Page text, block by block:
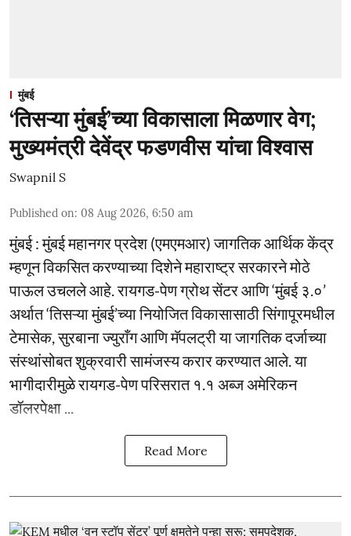
मुंबई
‘तिसऱ्या मुंबई’च्या विकासाला मिळणार वेग;
मुख्यमंत्री देवेंद्र फडणवीस यांचा विश्वास
Swapnil S
Published on: 08 Aug 2026, 6:50 am
मुंबई : मुंबई महानगर प्रदेश (एमएमआर) जागतिक आर्थिक केंद्र
म्हणून विकसित करण्याच्या दिशेने महाराष्ट्र सरकारने मोठे
पाऊल उचलले आहे. रायगड-पेण ग्रोथ सेंटर आणि ‘मुंबई ३.०’
अर्थात ‘तिसऱ्या मुंबई’च्या नियोजित विकासासाठी सिंगापूरमधील
टेमासेक, सुरबाना ज्युराँग आणि मॅपलट्री या जागतिक दर्जाच्या
संस्थांसोबत शुक्रवारी सामंजस्य करार करण्यात आले. या
भागीदारीमुळे रायगड-पेण परिसरात १.१ अब्ज अमेरिकन
डॉलरपेक्षा ...
Read More